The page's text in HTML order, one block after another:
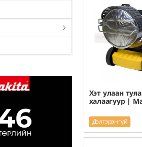
Хэт улаан
халаагуур |
Дэлгэрэнгүй